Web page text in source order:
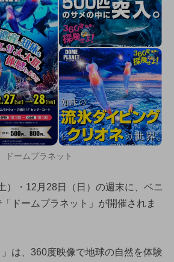
ドームプラネット
）・12月28日（日）の週末に、ベニ
ドームプラネット」が開催されま
」は、360度映像で地球の自然を体験